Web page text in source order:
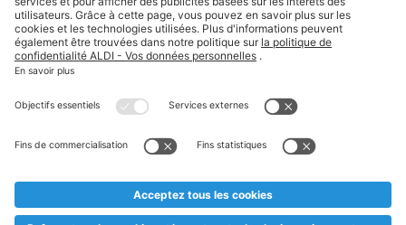
Textes marqués d'un astérisque et mentions légales
* Nous vendons ces articles temporairement et jusqu'à
au cas où, malgré le planning bien étudié, nous serions
prématurément en rupture de stock. Prix Recupel et TVA incl.
** Sur ce site, l’utilisation de la forme masculine a été adoptée